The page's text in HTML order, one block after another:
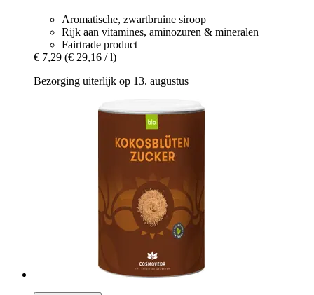
Aromatische, zwartbruine siroop
Rijk aan vitamines, aminozuren & mineralen
Fairtrade product
€ 7,29 (€ 29,16 / l)
Bezorging uiterlijk op 13. augustus